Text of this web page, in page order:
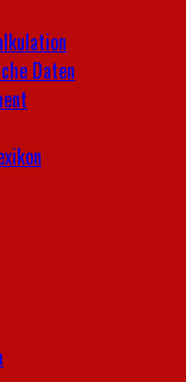
Daten